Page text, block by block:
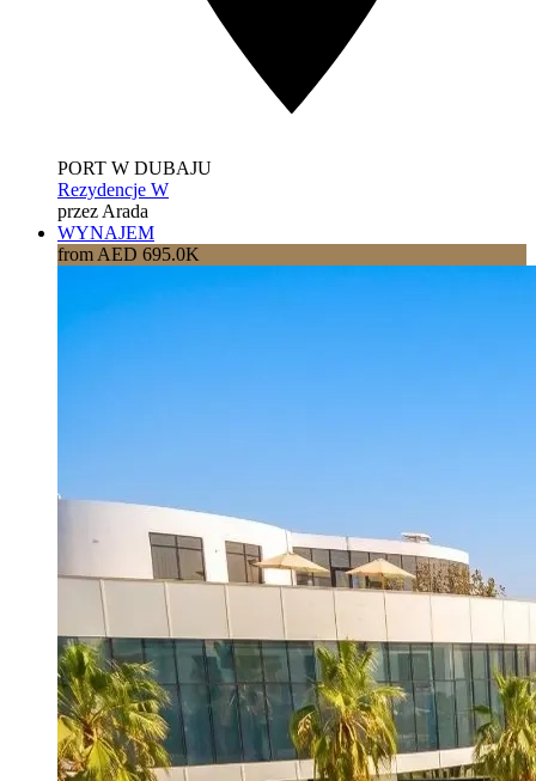
PORT W DUBAJU
Rezydencje W
przez Arada
WYNAJEM
from AED 695.0K